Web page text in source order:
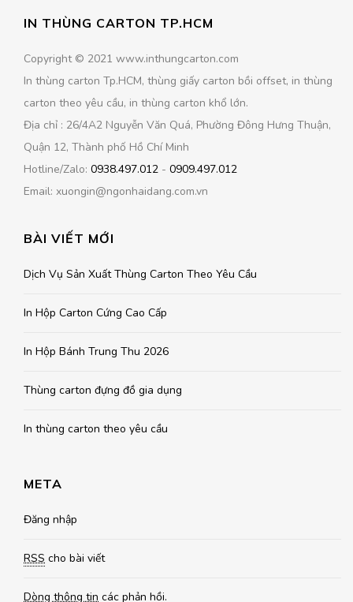
IN THÙNG CARTON TP.HCM
Copyright © 2021 www.inthungcarton.com
In thùng carton Tp.HCM, thùng giấy carton bồi offset, in thùng
carton theo yêu cầu, in thùng carton khổ lớn.
Địa chỉ : 26/4A2 Nguyễn Văn Quá, Phường Đông Hưng Thuận,
Quận 12, Thành phố Hồ Chí Minh
Hotline/Zalo: 0938.497.012 - 0909.497.012
Email: xuongin@ngonhaidang.com.vn
BÀI VIẾT MỚI
Dịch Vụ Sản Xuất Thùng Carton Theo Yêu Cầu
In Hộp Carton Cứng Cao Cấp
In Hộp Bánh Trung Thu 2026
Thùng carton đựng đồ gia dụng
In thùng carton theo yêu cầu
META
Đăng nhập
RSS cho bài viết
Dòng thông tin các phản hồi.